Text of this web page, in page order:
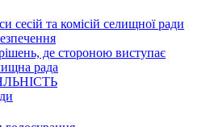
сесій та комісій селищної ради
де стороною виступає
рада